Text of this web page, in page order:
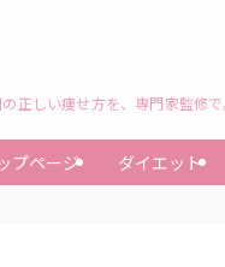
正しい痩せ方を、専門家監修
プページ ダイエット